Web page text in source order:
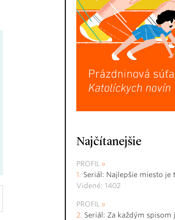
Najčítanejšie
PROFIL
Seriál: Najlepšie miesto je
Videné: 1402
PROFIL
Seriál: Za každým spisom